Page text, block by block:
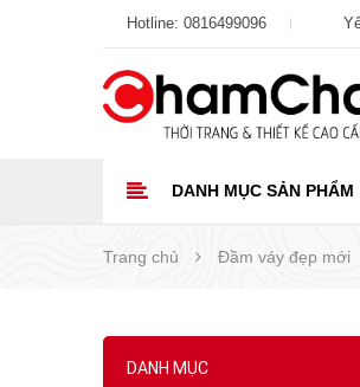
Hotline: 0816499096
DANH MỤC SẢN PHẨM
Trang chủ Đầm váy đẹp mới
DANH MỤC